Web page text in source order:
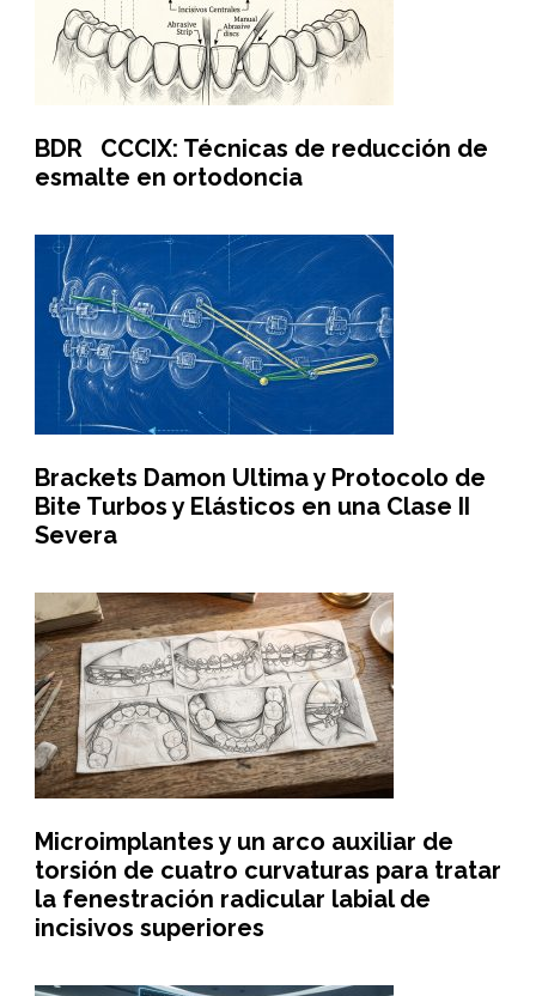
BDR CCCIX: Técnicas de reducción de
esmalte en ortodoncia
Brackets Damon Ultima y Protocolo de
Bite Turbos y Elásticos en una Clase II
Severa
Microimplantes y un arco auxiliar de
torsión de cuatro curvaturas para tratar
la fenestración radicular labial de
incisivos superiores